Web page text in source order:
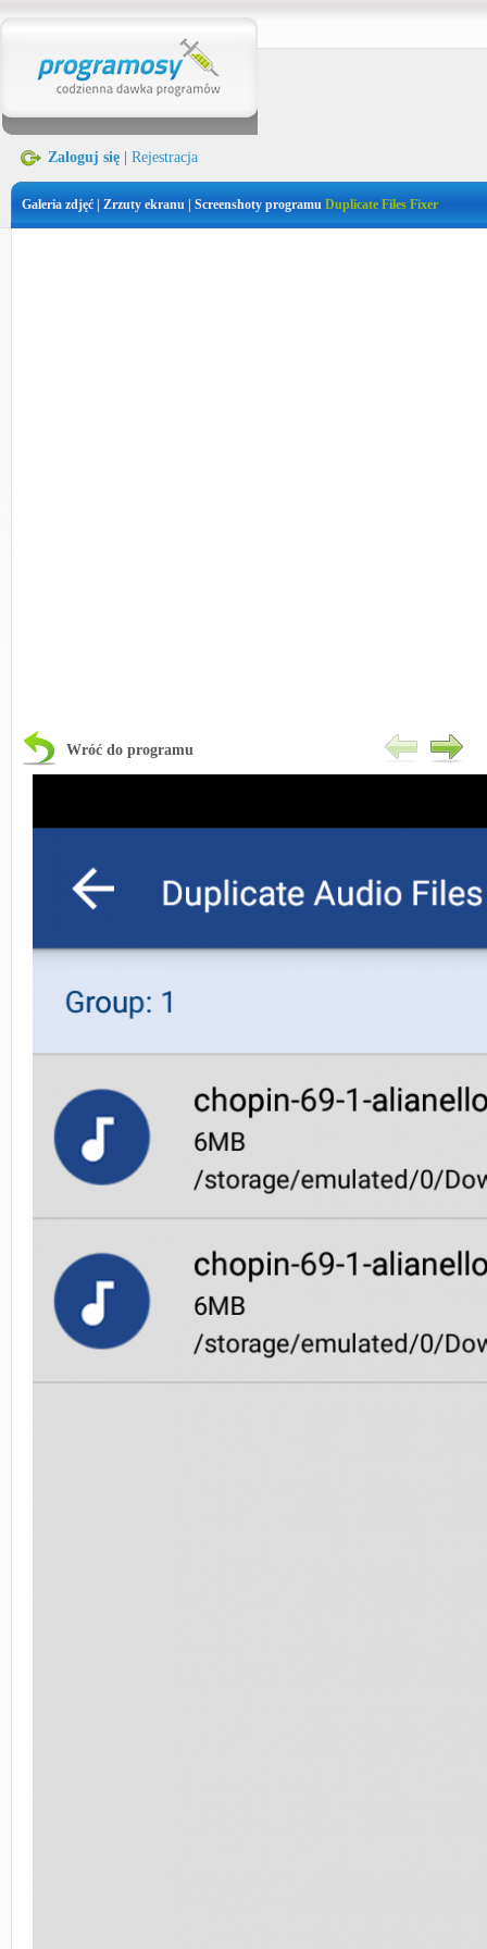
Zaloguj się Rejestracja
Galeria zdjęć | Zrzuty ekranu | Screenshoty programu Duplicate Files Fixer
Wróć do programu